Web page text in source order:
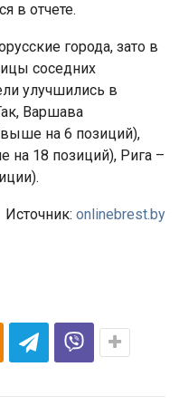
в отчете.
города, зато в
соседних
улучшились в
Варшава
на 6 позиций),
18 позиций), Рига –
Источник: onlinebrest.by